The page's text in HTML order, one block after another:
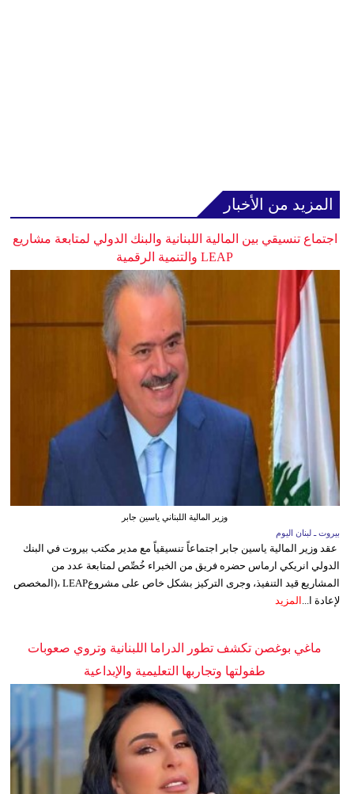
المزيد من الأخبار
اجتماع تنسيقي بين المالية اللبنانية والبنك الدولي لمتابعة مشاريع
LEAP والتنمية الرقمية
وزير المالية اللبناني ياسين جابر
بيروت ـ لبنان اليوم
عقد وزير المالية ياسين جابر اجتماعاً تنسيقياً مع مدير مكتب بيروت في البنك
الدولي انريكي ارماس حضره فريق من الخبراء خُصِّص لمتابعة عدد من
المشاريع قيد التنفيذ، وجرى التركيز بشكل خاص على مشروعLEAP ،(المخصص
لإعادة ا...
المزيد
ماغي بوغصن تكشف تطور الدراما اللبنانية وتروي صعوبات
طفولتها وتجاربها التعليمية والإبداعية